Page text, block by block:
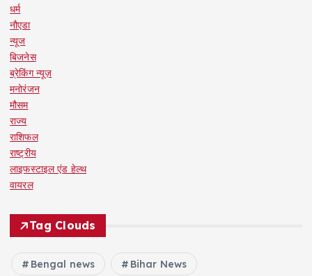
धर्म
नौएडा
न्यूज
बिजनेस
ब्रेकिंग न्यूज़
मनोरंजन
मौसम
राज्य
राशिफल
राष्ट्रीय
लाइफस्टाइल एंड हेल्थ
वायरल
Tag Clouds
Bengal news Bihar News